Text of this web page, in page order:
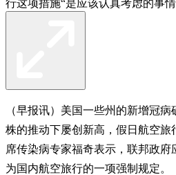
行这项措施“是应该认真考虑的事情
（早报讯）美国一些州的新增冠
株的推动下屡创新高，假日航空
席传染病专家福奇表示，联邦政府
为国内航空旅行的一项强制规定。